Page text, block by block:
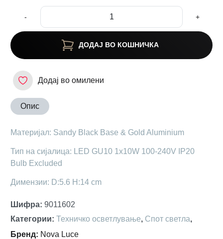
- +
ДОДАЈ ВО КОШНИЧКА
Додај во омилени
Опис
Материјал: Sandy Black Base & Gold Aluminium
Тип на сијалица: LED GU10 1x10W 100-240V IP20
Bulb Excluded
Димензии: D:5.6 H:14 cm
Шифра: 9011602
Категории: Техничко осветлување, Спот светла,
Бренд: Nova Luce